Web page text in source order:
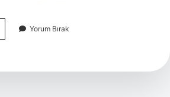
Yorum Bırak